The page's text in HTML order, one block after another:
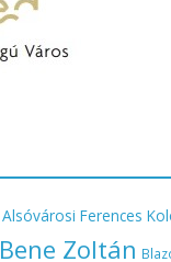
Alsóvárosi Ferences
Bene Zoltán